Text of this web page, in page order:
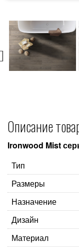
Описание
Ironwood Mist
Тип
Размеры
Назначение
Дизайн
Материал